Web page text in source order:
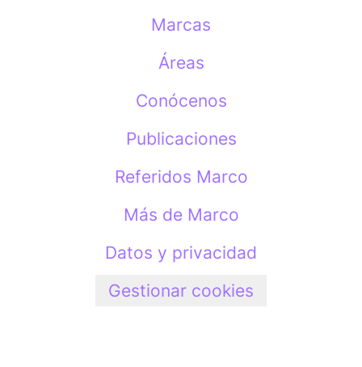
Marcas
Áreas
Conócenos
Publicaciones
Referidos Marco
Más de Marco
Datos y privacidad
Gestionar cookies